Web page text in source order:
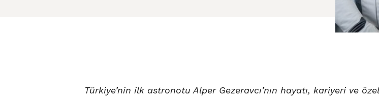
Türkiye’nin ilk astronotu Alper Gezeravcı’nın hayatı, kariyeri ve